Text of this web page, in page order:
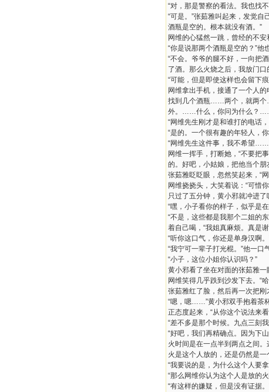
“对，那是警察的看法。我也找
“可是。”张茹雅叫起来，发觉
酒瓶是空的。根本就没有酒。”
网维的心猛然一跳，曾经的不安
“你是说那两个酒瓶是空的？”他
“不会。爷爷的腿不好，一向把
了酒。那么火烧之后，我放门
“可能，但是即使这样也会留下
网维拿出手机，接通了一个人
找到几个酒瓶……两个，就两
外。……什么，你问为什么？
“网维先生刚才是和谁打的电话
“是的。一个很有趣的年轻人，
“网维先生这件事，我不希望
网维一挥手，打断她，“不要把
的。好吧，小姑娘，把他当个
张茹雅眨眨眼，忽然笑起来，“
网维挠挠头，大笑着说：“可惜
只过了五分钟，黄小邪就冲进了
“嘿，小子看你的样子，似乎是
“不是，这些都是我那个二姐的
着自己喝，“我姐真麻烦。真是
“听你这口气，你还是单身汉啊。
“我宁可一辈子打光棍。”他一口
“小子，这位小姐你认识吗？”
黄小邪看了坐在对面的张茹雅
网维笑得几乎跌到沙发下去。“
张茹雅红了脸，然后再一次把刚
“嗯，嗯……”黄小邪双手抱着茶
正态度起来，“从你这个说法来
“差不多是那个时候。九点三刻
“好吧，我们再精确点。因为下
火时间是在一点半到两点之间
火是这个人放的，还是仍然是一
“我要说的是，为什么这个人要
“那么网维你认为这个人是放的
“有这样的嫌疑，但是没有证据。